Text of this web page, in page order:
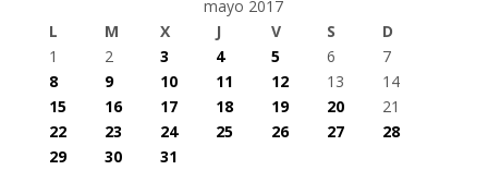
mayo 2017
L
M X J V S
D
1
2 3 4 5 6
7
8
9 10 11 12 13
14
15
16 17 18 19 20
21
22
23 24 25 26 27
28
29
30
31